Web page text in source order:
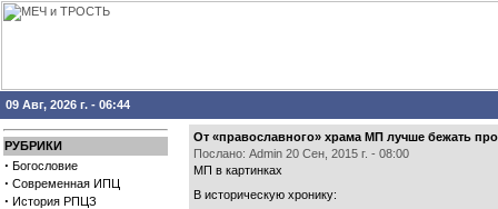
09 Авг, 2026 г. - 06:44
РУБРИКИ
· Богословие
· Современная ИПЦ
· История РПЦЗ
От «православного» храма МП лучше бежать
Послано: Admin 20 Сен, 2015 г. - 08:00
МП в картинках
В историческую хронику: